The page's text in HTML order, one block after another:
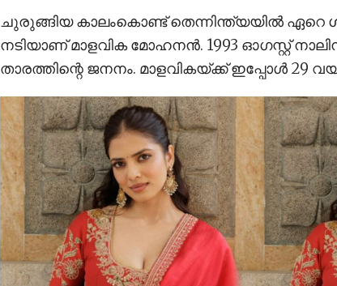
ചുരുങ്ങിയ കാലംകൊണ്ട് തെന്നിന്ത്യയില്‍ ഏറെ
നടിയാണ് മാളവിക മോഹനന്‍. 1993 ഓഗസ്റ്റ്
താരത്തിന്റെ ജനനം. മാളവികയ്ക്ക് ഇപ്പോള്‍ 29